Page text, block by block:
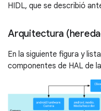
HIDL, que se describió
Arquitectura
En la siguiente figura y
componentes de HAL de